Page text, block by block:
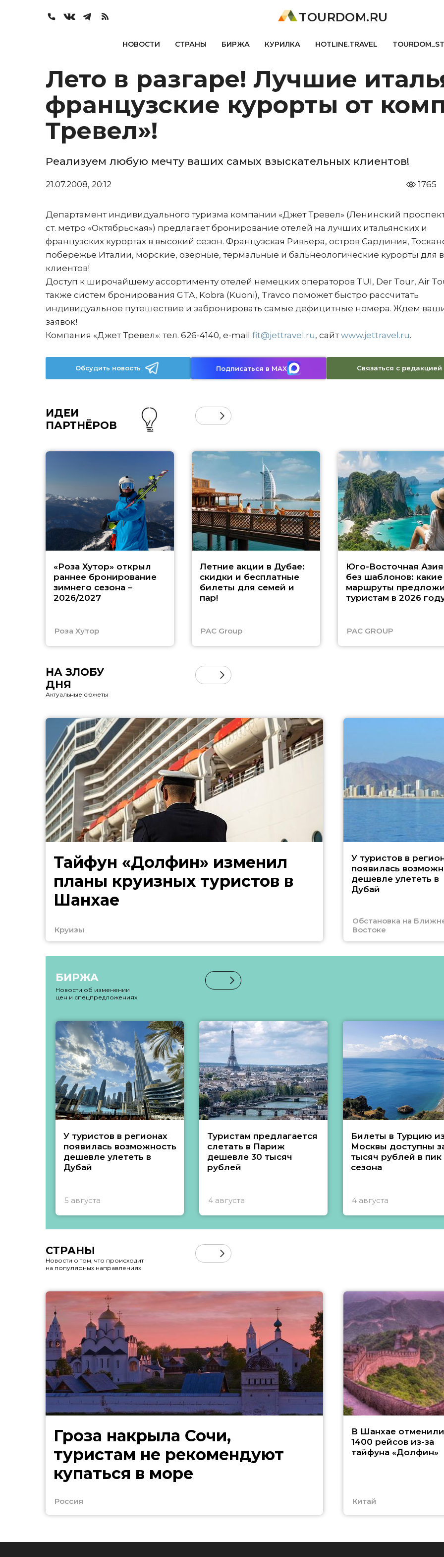
TOURDOM.RU
НОВОСТИ СТРАНЫ БИРЖА КУРИЛКА HOTLINE.TRAVEL
Лето в разгаре! Лучшие
французские курорты от
Тревел»!
Реализуем любую мечту ваших самых взыскательных клиентов!
21.07.2008, 20:12 1765
Департамент индивидуального туризма компании «Джет Тревел» (Ленинский
ст. метро «Октябрьская») предлагает бронирование отелей на лучших итальянских и
французских курортах в высокий сезон. Французская Ривьера, остров Сардиния,
побережье Италии, морские, озерные, термальные и бальнеологические курорты для
клиентов!
Доступ к широчайшему ассортименту отелей немецких операторов TUI, Der Tour, Air
также систем бронирования GTA, Kobra (Kuoni), Travco поможет быстро рассчитать
индивидуальное путешествие и забронировать самые дефицитные номера. Ждем
заявок!
Компания «Джет Тревел»: тел. 626-4140, e-mail fit@jettravel.ru, сайтwww.jettravel.ru.
Обсудить новость Подписаться в MAX Связаться с редакцией
ИДЕИ
ПАРТНЁРОВ
«Роза Хутор» открыл
раннее бронирование
зимнего сезона –
2026/2027
Роза Хутор
Летние акции в Дубае:
скидки и бесплатные
билеты для семей и
пар!
PAC Group
Юго-Восточная Азия
без шаблонов: какие
маршруты
туристам в 2026
PAC GROUP
НА ЗЛОБУ
ДНЯ
Актуальные сюжеты
Тайфун «Долфин» изменил
планы круизных туристов в
Шанхае
Круизы
У туристов в
появилась
дешевле улететь в
Дубай
Обстановка на
Востоке
БИРЖА
Новости об изменении
цен и спецпредложениях
У туристов в регионах
появилась возможность
дешевле улететь в
Дубай
5 августа
Туристам предлагается
слетать в Париж
дешевле 30 тысяч
рублей
4 августа
Билеты в Турцию из
Москвы доступны
тысяч рублей в пик
сезона
4 августа
СТРАНЫ
Новости о том, что происходит
на популярных направлениях
Гроза накрыла Сочи,
туристам не рекомендуют
купаться в море
Россия
В Шанхае отменили
1400 рейсов из-за
тайфуна «Долфин»
Китай